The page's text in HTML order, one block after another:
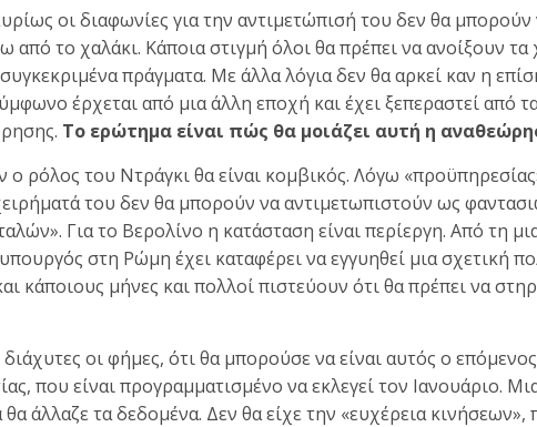
οι διαφωνίες για την αντιμετώπισή του δεν θα
από το χαλάκι. Κάποια στιγμή όλοι θα πρέπει να ανοίξουν τα
πράγματα. Με άλλα λόγια δεν θα αρκεί καν η
έρχεται από μια άλλη εποχή και έχει ξεπεραστεί από
Το ερώτημα είναι πώς θα μοιάζει αυτή η
ρόλος του Ντράγκι θα είναι κομβικός. Λόγω
του δεν θα μπορούν να αντιμετωπιστούν ως
Για το Βερολίνο η κατάσταση είναι περίεργη. Από τη
στη Ρώμη έχει καταφέρει να εγγυηθεί μια σχετική
κάποιους μήνες και πολλοί πιστεύουν ότι θα πρέπει να
οι φήμες, ότι θα μπορούσε να είναι αυτός ο
που είναι προγραμματισμένο να εκλεγεί τον Ιανουάριο.
άλλαζε τα δεδομένα. Δεν θα είχε την «ευχέρεια κινήσεων»,